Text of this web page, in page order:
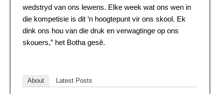
wedstryd van ons lewens. Elke week wat ons wen in
die kompetisie is dit ‘n hoogtepunt vir ons skool. Ek
dink ons hou van die druk en verwagtinge op ons
skouers,” het Botha gesê.
About Latest Posts